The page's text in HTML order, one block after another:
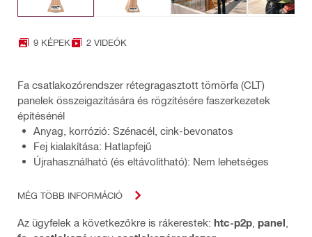
9 KÉPEK 2 VIDEÓK
Fa csatlakozórendszer rétegragasztott tömörfa (CLT)
panelek összeigazítására és rögzítésére faszerkezetek
építésénél
Anyag, korrózió: Szénacél, cink-bevonatos
Fej kialakítása: Hatlapfejű
Újrahasználható (és eltávolítható): Nem lehetséges
MÉG TÖBB INFORMÁCIÓ
Az ügyfelek a következőkre is rákerestek: htc-p2p panel